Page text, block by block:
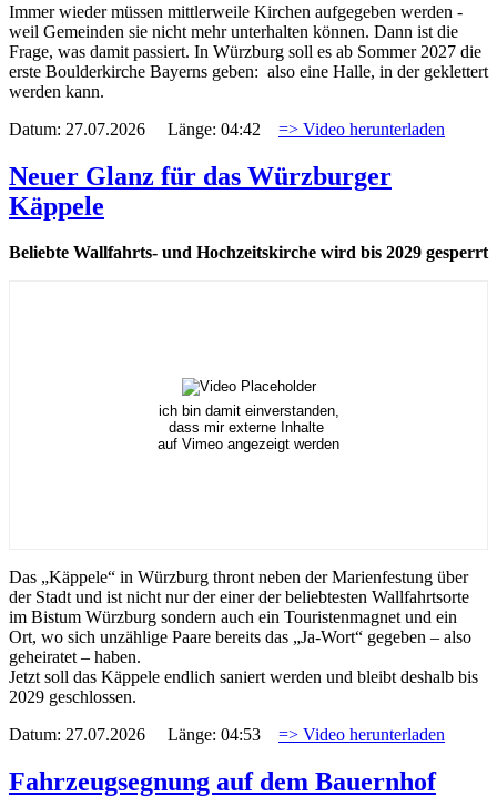
Immer wieder müssen mittlerweile Kirchen aufgegeben werden -
weil Gemeinden sie nicht mehr unterhalten können. Dann ist die
Frage, was damit passiert. In Würzburg soll es ab Sommer 2027 die
erste Boulderkirche Bayerns geben: also eine Halle, in der geklettert
werden kann.
Datum: 27.07.2026 Länge: 04:42 => Video herunterladen
Neuer Glanz für das Würzburger
Käppele
Beliebte Wallfahrts- und Hochzeitskirche wird bis 2029 gesperrt
ich bin damit einverstanden,
dass mir externe Inhalte
auf Vimeo angezeigt werden
Das „Käppele“ in Würzburg thront neben der Marienfestung über
der Stadt und ist nicht nur der einer der beliebtesten Wallfahrtsorte
im Bistum Würzburg sondern auch ein Touristenmagnet und ein
Ort, wo sich unzählige Paare bereits das „Ja-Wort“ gegeben – also
geheiratet – haben.
Jetzt soll das Käppele endlich saniert werden und bleibt deshalb bis
2029 geschlossen.
Datum: 27.07.2026 Länge: 04:53 => Video herunterladen
Fahrzeugsegnung auf dem Bauernhof